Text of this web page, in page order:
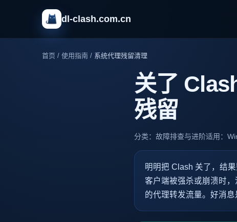
dl-clash.com.cn
首页 / 使用指南 / 系统代理残留清理
关了
残留
分类：故障排查与进阶适用：
明明把 Clash 关了，结
客户端被强杀或崩溃时
的代理转发流量。好消息